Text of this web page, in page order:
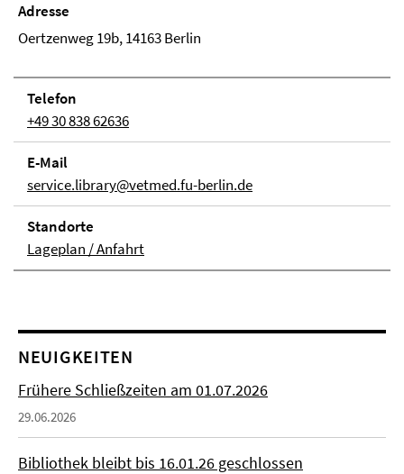
Adresse
Oertzenweg 19b, 14163 Berlin
Telefon
+49 30 838 62636
E-Mail
service.library@vetmed.fu-berlin.de
Stand­orte
Lageplan / Anfahrt
NEUIGKEITEN
Frühere Schließzeiten am 01.07.2026
29.06.2026
Bibliothek bleibt bis 16.01.26 geschlossen